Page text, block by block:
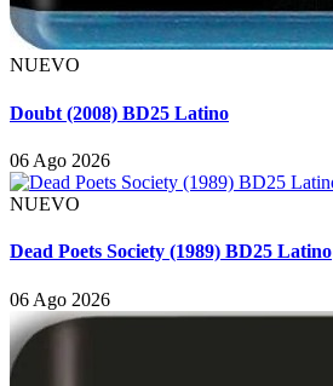
NUEVO
Doubt (2008) BD25 Latino
06 Ago 2026
NUEVO
Dead Poets Society (1989) BD25 Latino
06 Ago 2026